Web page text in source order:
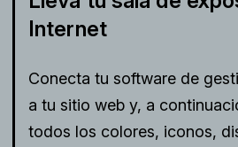
Internet
Conecta tu software de
a tu sitio web y, a
todos los colores, iconos,